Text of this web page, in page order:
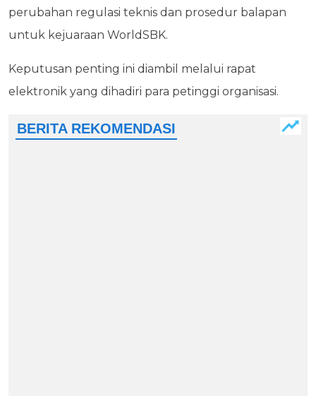
perubahan regulasi teknis dan prosedur balapan
untuk kejuaraan WorldSBK.
Keputusan penting ini diambil melalui rapat
elektronik yang dihadiri para petinggi organisasi.